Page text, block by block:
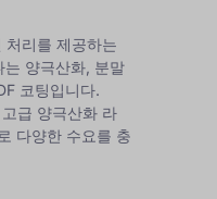
리를 제공하는
양극산화, 분말
코팅입니다.
급 양극산화 라
다양한 수요를 충